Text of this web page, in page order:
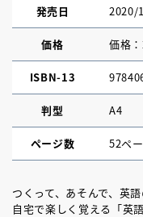
発売日 2020/
価格 価格
ISBN-13
判型 A4
ページ数 52ペ
つくって、あそんで、英
自宅で楽しく覚える「英